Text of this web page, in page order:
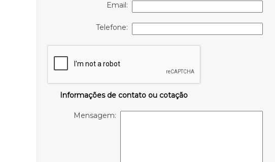
Email:
Telefone:
Informações de contato ou cotação
Mensagem: